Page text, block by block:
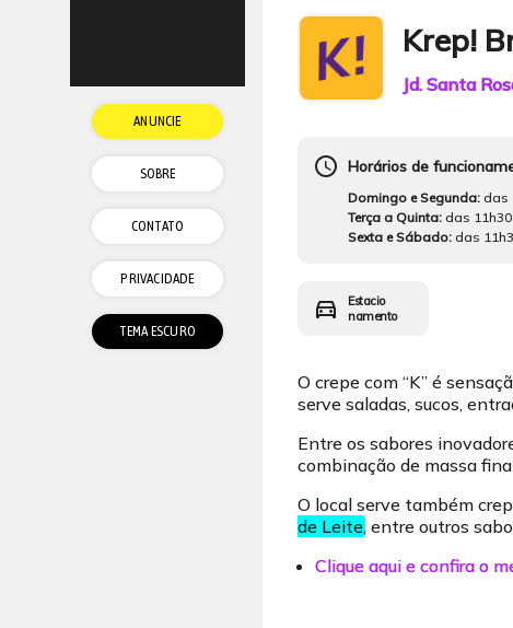
Krep!
Jd. Santa
schedule Horários de
Domingo e Segunda: das
Terça a Quinta: das
Sexta e Sábado: das
directions_car
Estacio
namento
O crepe com “K” é
serve saladas, sucos,
Entre os sabores
combinação de massa
O local serve também
de Leite, entre outros
Clique aqui e confira o
ANUNCIE
SOBRE
CONTATO
PRIVACIDADE